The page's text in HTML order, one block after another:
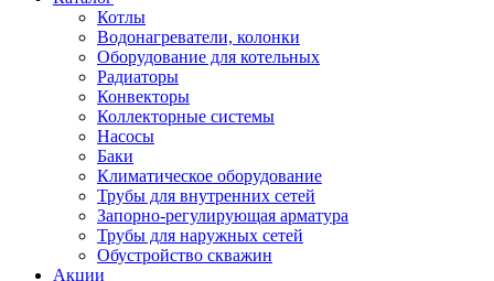
Котлы
Водонагреватели, колонки
Оборудование для котельных
Радиаторы
Конвекторы
Коллекторные системы
Насосы
Баки
Климатическое оборудование
Трубы для внутренних сетей
Запорно-регулирующая арматура
Трубы для наружных сетей
Обустройство скважин
Акции